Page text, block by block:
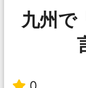
九州で